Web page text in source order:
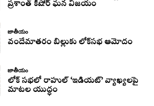
ప్రశాంత్ కిషోర్ ఘన విజయం
జాతీయం
వందేమాతరం బిల్లుకు లోక్‌సభ ఆమోదం
జాతీయం
లోక్ సభలో రాహుల్ ‘ఇడియట్’ వ్యాఖ్యలపై
మాటల యుద్ధం